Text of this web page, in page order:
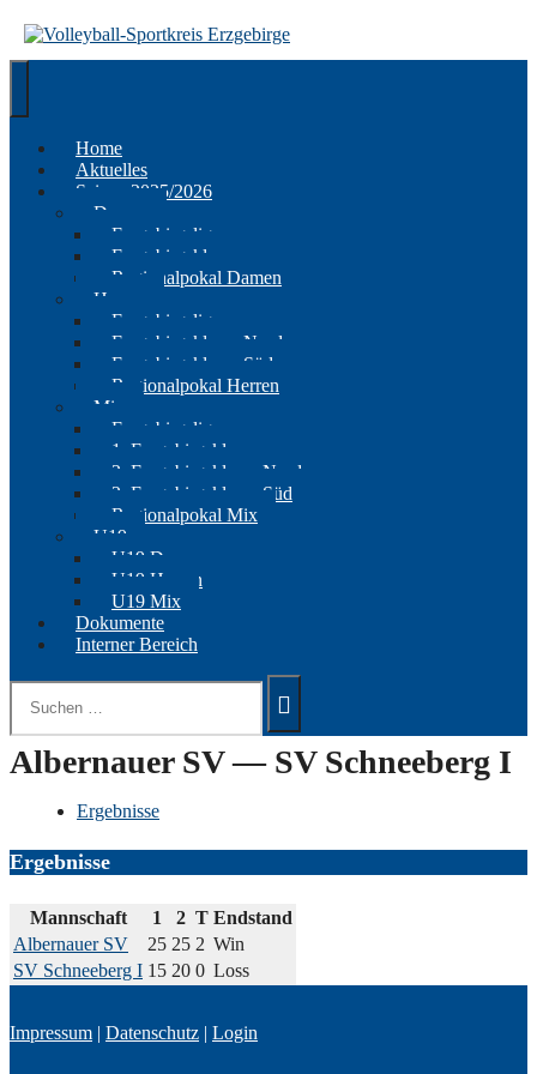
zum
Inhalt
Home
Aktuelles
Saison 2025/2026
Damen
Erzgebirgsliga
Erzgebirgsklasse
Regionalpokal Damen
Herren
Erzgebirgsliga
Erzgebirgsklasse Nord
Erzgebirgsklasse Süd
Regionalpokal Herren
Mix
Erzgebirgsliga
1. Erzgebirgsklasse
2. Erzgebirgsklasse Nord
2. Erzgebirgsklasse Süd
Regionalpokal Mix
U19
U19 Damen
U19 Herren
U19 Mix
Dokumente
Interner Bereich
Suchen
nach:
Albernauer SV — SV Schneeberg I
Ergebnisse
Ergebnisse
Mannschaft 1 2 T Endstand
Albernauer SV
25 25 2 Win
SV Schneeberg I 15 20 0 Loss
Impressum | Datenschutz | Login